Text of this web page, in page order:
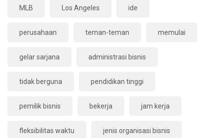
MLB Los Angeles ide
perusahaan teman-teman memulai
gelar sarjana administrasi bisnis
tidak berguna pendidikan tinggi
pemilik bisnis bekerja jam kerja
fleksibilitas waktu jenis organisasi bisnis